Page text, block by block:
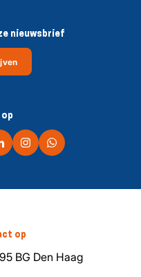
nieuwsbrief
op
BG Den Haag